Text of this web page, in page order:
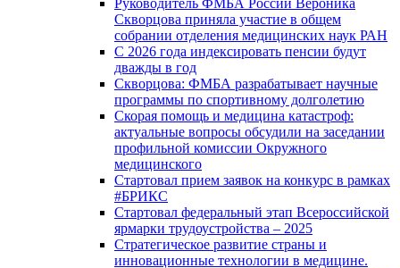
Руководитель ФМБА России Вероника
Скворцова приняла участие в общем
собрании отделения медицинских наук РАН
С 2026 года индексировать пенсии будут
дважды в год
Скворцова: ФМБА разрабатывает научные
программы по спортивному долголетию
Скорая помощь и медицина катастроф:
актуальные вопросы обсудили на заседании
профильной комиссии Окружного
медицинского
Стартовал прием заявок на конкурс в рамках
#БРИКС
Стартовал федеральный этап Всероссийской
ярмарки трудоустройства – 2025
Стратегическое развитие страны и
инновационные технологии в медицине.